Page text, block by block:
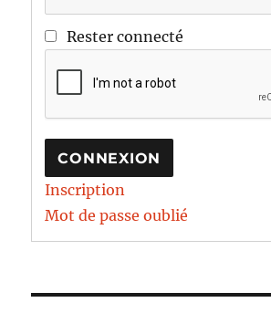
Rester connecté
CONNEXION
Inscription
Mot de passe oublié